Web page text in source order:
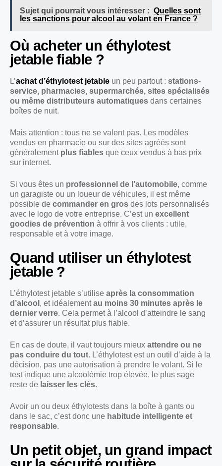
Sujet qui pourrait vous intéresser : Quelles sont
les sanctions pour alcool au volant en France ?
Où acheter un éthylotest
jetable fiable ?
L’achat d’éthylotest jetable un peu partout : stations-
service, pharmacies, supermarchés, sites spécialisés
ou même distributeurs automatiques dans certaines
boîtes de nuit.
Mais attention : tous ne se valent pas. Les modèles
vendus en pharmacie ou sur des sites agréés sont
généralement plus fiables que ceux vendus à bas prix
sur internet.
Si vous êtes un professionnel de l’automobile, comme
un garagiste ou un loueur de véhicules, il est même
possible de commander en gros des lots personnalisés
avec le logo de votre entreprise. C’est un excellent
goodies de prévention à offrir à vos clients : utile,
responsable et à votre image.
Quand utiliser un éthylotest
jetable ?
L’éthylotest jetable s’utilise après la consommation
d’alcool , et idéalementau moins 30 minutes après le
dernier verre. Cela permet à l’alcool d’atteindre le sang
et d’assurer un résultat plus fiable.
En cas de doute, il vaut toujours mieux attendre ou ne
pas conduire du tout. L’éthylotest est un outil d’aide à la
décision, pas une autorisation à prendre le volant. Si le
test indique une alcoolémie trop élevée, le plus sage
reste de laisser les clés.
Avoir un ou deux éthylotests dans la boîte à gants ou
dans le sac, c’est donc une habitude intelligente et
responsable.
Un petit objet, un grand impact